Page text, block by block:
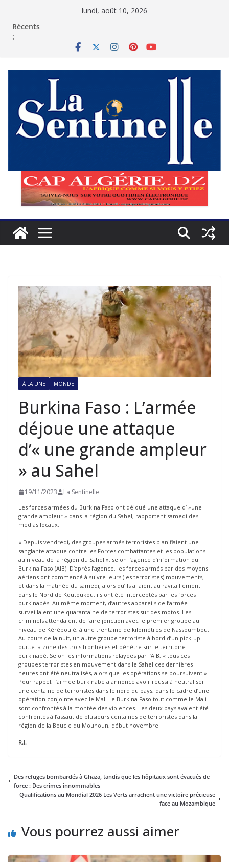
lundi, août 10, 2026
Récents
:
À LA UNE MONDE
Burkina Faso : L’armée
déjoue une attaque
d’« une grande ampleur
» au Sahel
19/11/2023 La Sentinelle
Les forces armées du Burkina Faso ont déjoué une attaque d’ »une
grande ampleur » dans la région du Sahel, rapportent samedi des
médias locaux.
« Depuis vendredi, des groupes armés terroristes planifiaient une
sanglante attaque contre les Forces combattantes et les populations
au niveau de la région du Sahel », selon l’agence d’information du
Burkina Faso (AIB). D’après l’agence, les forces armés par des moyens
aériens ont commencé à suivre leurs (les terroristes) mouvements,
et dans la matinée du samedi, alors qu’ils allaient au ravitaillement
dans le Nord de Koutoukou, ils ont été interceptés par les forces
burkinabés. Au même moment, d’autres appareils de l’armée
surveillaient une quarantaine de terroristes sur des motos. Les
criminels attendaient de faire jonction avec le premier groupe au
niveau de Kéréboulé, à une trentaine de kilomètres de Nassoumbou.
Au cours de la nuit, un autre groupe terroriste à bord d’un pick-up
quitte la zone des trois frontières et pénètre sur le territoire
burkinabè. Selon les informations relayées par l’AIB, « tous ces
groupes terroristes en mouvement dans le Sahel ces dernières
heures ont été neutralisés, alors que les opérations se poursuivent ».
Pour rappel, l’armée burkinabé a annoncé avoir réussi à neutraliser
une centaine de terroristes dans le nord du pays, dans le cadre d’une
opération conjointe avec le Mal. Le Burkina Faso tout comme le Mali
sont confrontés à la montée des violences. Les deux pays avaient été
confrontés à l’assaut de plusieurs centaines de terroristes dans la
région de la Boucle du Mouhoun, début novembre.
R.I.
Des refuges bombardés à Ghaza, tandis que les hôpitaux sont évacués de
force : Des crimes innommables
Qualifications au Mondial 2026 Les Verts arrachent une victoire précieuse
face au Mozambique
Vous pourrez aussi aimer